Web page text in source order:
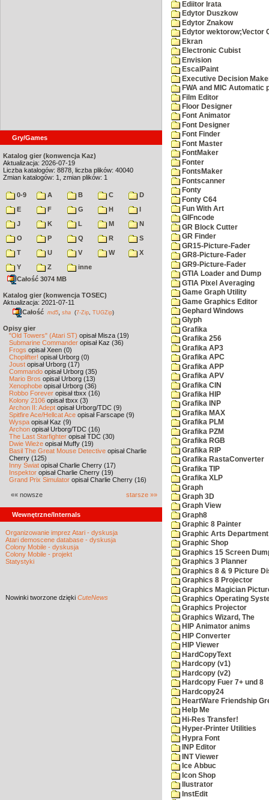
Gry/Games
Katalog gier (konwencja Kaz)
Aktualizacja: 2026-07-19
Liczba katalogów: 8878, liczba plików: 40040
Zmian katalogów: 1, zmian plików: 1
0-9 A B C
D
E
F G H
I
J
K L M
N
O
P Q R
S
T
U V W
X
Y
Z
inne
Całość 3074 MB
Katalog gier (konwencja TOSEC)
Aktualizacja: 2021-07-11
Całość md5 sha (7-Zip TUGZip)
Opisy gier
"Old Towers" (Atari ST) opisał Misza (19)
Submarine Commander opisał Kaz (36)
Frogs opisał Xeen (0)
Choplifter! opisał Urborg (0)
Joust opisał Urborg (17)
Commando opisał Urborg (35)
Mario Bros opisał Urborg (13)
Xenophobe opisał Urborg (36)
Robbo Forever opisał tbxx (16)
Kolony 2106 opisał tbxx (3)
Archon II: Adept opisał Urborg/TDC (9)
Spitfire Ace/Hellcat Ace opisał Farscape (9)
Wyspa opisał Kaz (9)
Archon opisał Urborg/TDC (16)
The Last Starfighter opisał TDC (30)
Dwie Wieże opisał Muffy (19)
Basil The Great Mouse Detective opisał Charlie
Cherry (125)
Inny Świat opisał Charlie Cherry (17)
Inspektor opisał Charlie Cherry (19)
Grand Prix Simulator opisał Charlie Cherry (16)
«« nowsze starsze »»
Wewnętrzne/Internals
Organizowanie imprez Atari - dyskusja
Atari demoscene database - dyskusja
Colony Mobile - dyskusja
Colony Mobile - projekt
Statystyki
Nowinki tworzone dzięki CuteNews
Ediitor Irata
Edytor Duszkow
Edytor Znakow
Edytor wektorow;Vector
Ekran
Electronic Cubist
Envision
EscalPaint
Executive Decision
FWA and MIC
Film Editor
Floor Designer
Font Animator
Font Designer
Font Finder
Font Master
FontMaker
Fonter
FontsMaker
Fontscanner
Fonty
Fonty C64
Fun With Art
GIFncode
GR Block Cutter
GR Finder
GR15-Picture-Fader
GR8-Picture-Fader
GR9-Picture-Fader
GTIA Loader and Dump
GTIA Pixel Averaging
Game Graph Utility
Game Graphics Editor
Gephard Windows
Glyph
Grafika
Grafika 256
Grafika AP3
Grafika APC
Grafika APP
Grafika APV
Grafika CIN
Grafika HIP
Grafika INP
Grafika MAX
Grafika PLM
Grafika PZM
Grafika RGB
Grafika RIP
Grafika RastaConverter
Grafika TIP
Grafika XLP
Graph
Graph 3D
Graph View
Graph8
Graphic 8 Painter
Graphic Arts Department
Graphic Shop
Graphics 15 Screen
Graphics 3 Planner
Graphics 8 & 9 Picture
Graphics 8 Projector
Graphics Magician
Graphics Operating
Graphics Projector
Graphics Wizard, The
HIP Animator anims
HIP Converter
HIP Viewer
HardCopyText
Hardcopy (v1)
Hardcopy (v2)
Hardcopy Fuer 7+ und 8
Hardcopy24
HeartWare Friendship
Help Me
Hi-Res Transfer!
Hyper-Printer Utilities
Hypra Font
INP Editor
INT Viewer
Ice Abbuc
Icon Shop
Ilustrator
InstEdit